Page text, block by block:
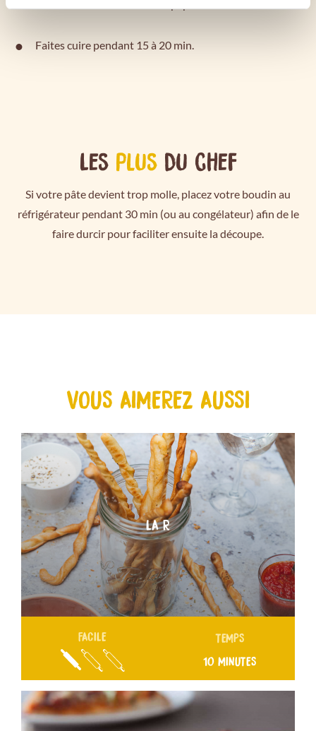
Faites cuire pendant 15 à 20 min.
Les plusdu chef
Si votre pâte devient trop molle, placez votre boudin au
réfrigérateur pendant 30 min (ou au congélateur) afin de le
faire durcir pour faciliter ensuite la découpe.
VOUS AIMEREZ AUSSI
LA R
FACILE TEMPS
10 MINUTES